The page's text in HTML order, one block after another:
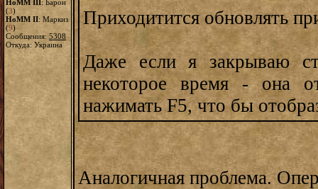
HoMM III: Барон
(3)
HoMM II: Маркиз
(9)
Сообщения: 5308
Откуда: Украина
Приходитится обновлять
Даже если я закрываю
некоторое время - она
нажимать F5, что бы
Аналогичная проблема.